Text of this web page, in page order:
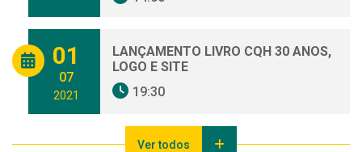
01
07
2021
LANÇAMENTO LIVRO CQH 30 ANOS,
LOGO E SITE
19:30
Ver todos